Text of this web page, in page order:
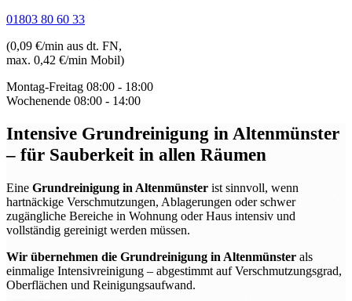
01803 80 60 33
(0,09 €/min aus dt. FN,
max. 0,42 €/min Mobil)
Montag-Freitag 08:00 - 18:00
Wochenende 08:00 - 14:00
Intensive Grundreinigung in Altenmünster
– für Sauberkeit in allen Räumen
Eine Grundreinigung in Altenmünster ist sinnvoll, wenn
hartnäckige Verschmutzungen, Ablagerungen oder schwer
zugängliche Bereiche in Wohnung oder Haus intensiv und
vollständig gereinigt werden müssen.
Wir übernehmen die Grundreinigung in Altenmünster als
einmalige Intensivreinigung – abgestimmt auf Verschmutzungsgrad,
Oberflächen und Reinigungsaufwand.